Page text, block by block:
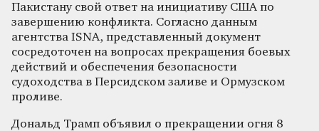
Пакистану свой ответ на инициативу США по
завершению конфликта. Согласно данным
агентства ISNA, представленный документ
сосредоточен на вопросах прекращения боевых
действий и обеспечения безопасности
судоходства в Персидском заливе и Ормузском
проливе.
Дональд Трамп объявил о прекращении огня 8